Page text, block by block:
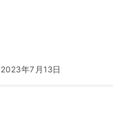
2023年7月13日